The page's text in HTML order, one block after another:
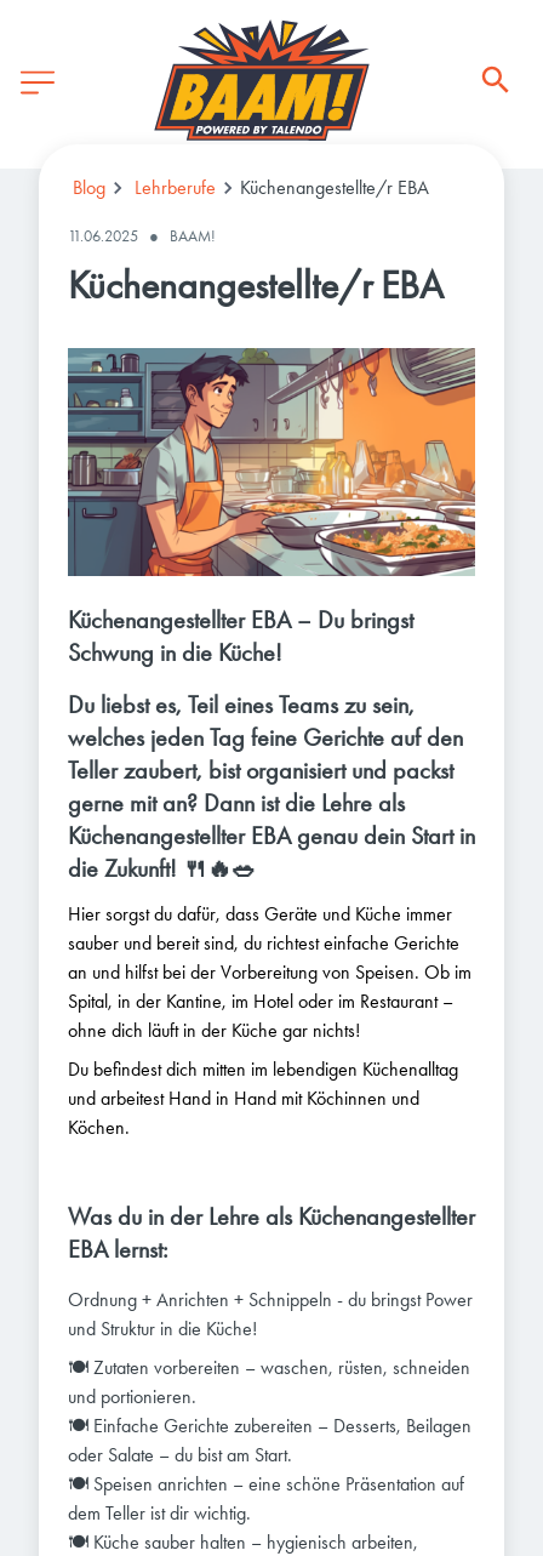
Blog Lehrberufe Küchenangestellte/r EBA
11.06.2025 ● BAAM!
Küchenangestellte/r EBA
Küchenangestellter EBA – Du bringst
Schwung in die Küche!
Du liebst es, Teil eines Teams zu sein,
welches jeden Tag feine Gerichte auf den
Teller zaubert, bist organisiert und packst
gerne mit an? Dann ist die Lehre als
Küchenangestellter EBA genau dein Start in
die Zukunft! 🍴🔥🥗
Hier sorgst du dafür, dass Geräte und Küche immer
sauber und bereit sind, du richtest einfache Gerichte
an und hilfst bei der Vorbereitung von Speisen. Ob im
Spital, in der Kantine, im Hotel oder im Restaurant –
ohne dich läuft in der Küche gar nichts!
Du befindest dich mitten im lebendigen Küchenalltag
und arbeitest Hand in Hand mit Köchinnen und
Köchen.
Was du in der Lehre als Küchenangestellter
EBA lernst:
Ordnung + Anrichten + Schnippeln - du bringst Power
und Struktur in die Küche!
🍽️ Zutaten vorbereiten – waschen, rüsten, schneiden
und portionieren.
🍽️ Einfache Gerichte zubereiten – Desserts, Beilagen
oder Salate – du bist am Start.
🍽️ Speisen anrichten – eine schöne Präsentation auf
dem Teller ist dir wichtig.
🍽️ Küche sauber halten – hygienisch arbeiten,